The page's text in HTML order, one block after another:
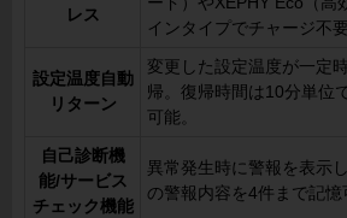
レス
インタイプでチャージ不要
設定温度自動
リターン
変更した設定温度が一定
帰。復帰時間は10分単位
可能。
自己診断機
能/サービス
チェック機能
異常発生時に警報を表示
の警報内容を4件まで記憶